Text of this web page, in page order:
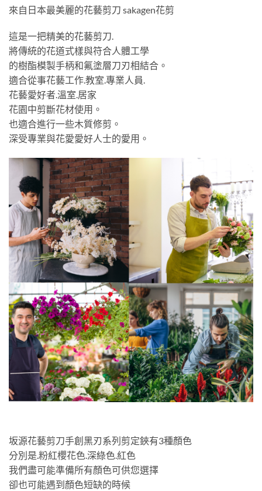
來自日本最美麗的花藝剪刀 sakagen花剪
這是一把精美的花藝剪刀.
將傳統的花道式樣與符合人體工學
的樹酯模製手柄和氟塗層刀刃相結合。
適合從事花藝工作.教室.專業人員.
花藝愛好者.溫室.居家
花園中剪斷花材使用。
也適合進行一些木質修剪。
深受專業與花愛愛好人士的愛用。
坂源花藝剪刀手創黑刃系列剪定鋏有3種顏色
分別是.粉紅櫻花色.深綠色.紅色
我們盡可能準備所有顏色可供您選擇
卻也可能遇到顏色短缺的時候